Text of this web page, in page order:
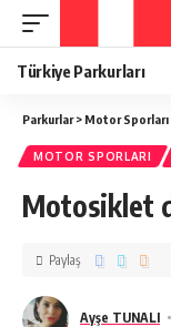
Türkiye Parkurları
Parkurlar> Motor Sporları
MOTOR SPORLARI
Motosiklet
Ayşe TUNALI
Paylaş